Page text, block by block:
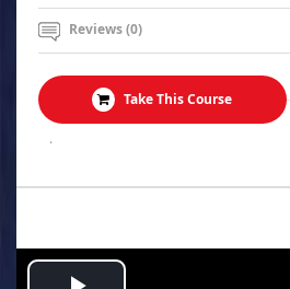
Reviews (0)
Take This Course
.